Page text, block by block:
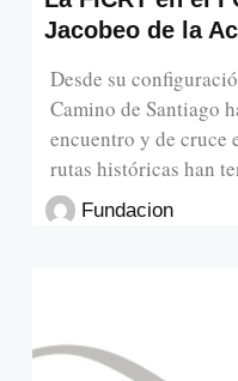
Jacobeo de la
Desde su
Camino de Santiago
encuentro y de cruce
rutas históricas han
Fundacion